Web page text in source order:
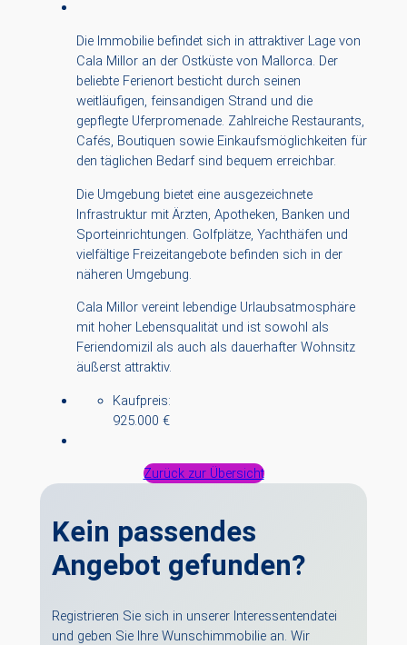
Die Immobilie befindet sich in attraktiver Lage von
Cala Millor an der Ostküste von Mallorca. Der
beliebte Ferienort besticht durch seinen
weitläufigen, feinsandigen Strand und die
gepflegte Uferpromenade. Zahlreiche Restaurants,
Cafés, Boutiquen sowie Einkaufsmöglichkeiten für
den täglichen Bedarf sind bequem erreichbar.
Die Umgebung bietet eine ausgezeichnete
Infrastruktur mit Ärzten, Apotheken, Banken und
Sporteinrichtungen. Golfplätze, Yachthäfen und
vielfältige Freizeitangebote befinden sich in der
näheren Umgebung.
Cala Millor vereint lebendige Urlaubsatmosphäre
mit hoher Lebensqualität und ist sowohl als
Feriendomizil als auch als dauerhafter Wohnsitz
äußerst attraktiv.
Kaufpreis:
925.000 €
Zurück zur Übersicht
Kein passendes
Angebot gefunden?
Registrieren Sie sich in unserer Interessentendatei
und geben Sie Ihre Wunschimmobilie an. Wir